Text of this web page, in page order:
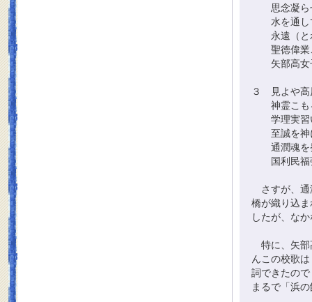
思念凝ら
水を通し
永遠（と
聖徳偉業
矢部高女
３ 見よや高
神霊こも
学理実習
至誠を神
通潤魂を
国利民福
さすが、通
橋が織り込
したが、な
特に、矢部
んこの校歌
詞できたの
まるで「浜